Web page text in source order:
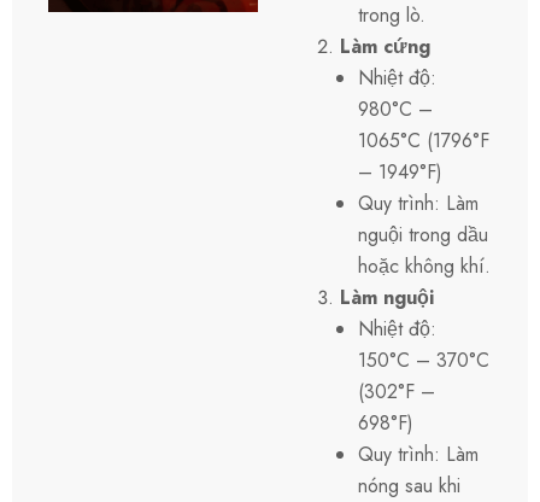
trong lò.
Làm cứng
Nhiệt độ:
980°C –
1065°C (1796°F
– 1949°F)
Quy trình: Làm
nguội trong dầu
hoặc không khí.
Làm nguội
Nhiệt độ:
150°C – 370°C
(302°F –
698°F)
Quy trình: Làm
nóng sau khi